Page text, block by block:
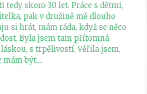
tedy skoro 30 let. Práce s dětmi,
pak v družině mě dlouho
si hrát, mám ráda, když se něco
Byla jsem tam přítomná
s trpělivostí. Věřila jsem,
mám být....